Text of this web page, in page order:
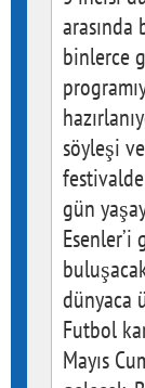
binlerce
söyleşi
gün
dünyaca
Futbol
Mayıs